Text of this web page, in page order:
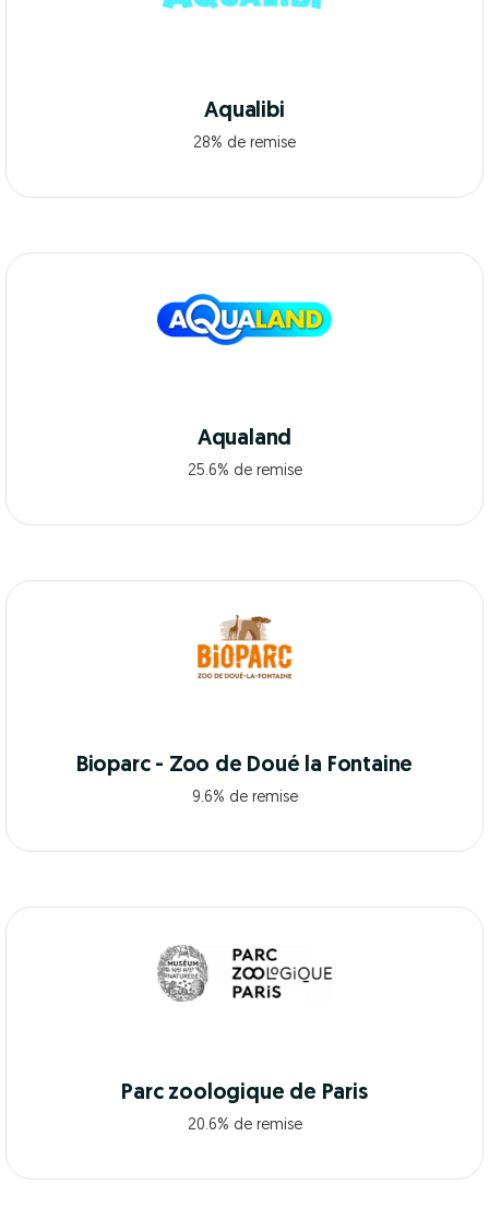
Aqualibi
28% de remise
Aqualand
25.6% de remise
Bioparc - Zoo de Doué la Fontaine
9.6% de remise
Parc zoologique de Paris
20.6% de remise